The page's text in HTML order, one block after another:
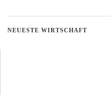
NEUESTE WIRTSCHAFT